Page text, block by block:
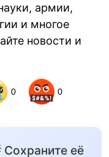
армии,
и многое
новости и
0 0
Сохраните её